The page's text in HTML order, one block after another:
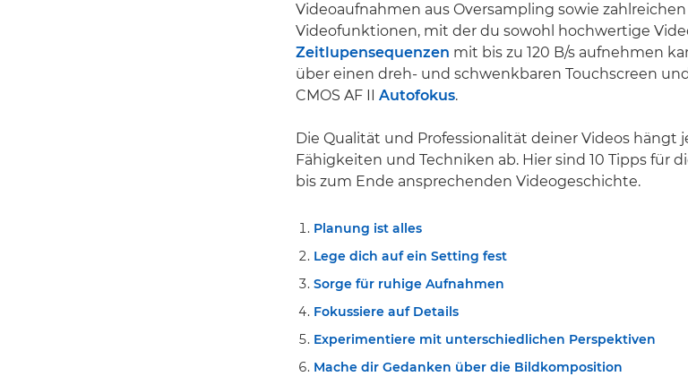
Videoaufnahmen aus Oversampling sowie
Videofunktionen, mit der du sowohl hochwertige
Zeitlupensequenzen mit bis zu 120 B/s aufnehmen
über einen dreh- und schwenkbaren Touchscreen
CMOS AF II Autofokus.
Die Qualität und Professionalität deiner Videos hängt
Fähigkeiten und Techniken ab. Hier sind 10 Tipps für
bis zum Ende ansprechenden Videogeschichte.
Planung ist alles
Lege dich auf ein Setting fest
Sorge für ruhige Aufnahmen
Fokussiere auf Details
Experimentiere mit unterschiedlichen Perspektiven
Mache dir Gedanken über die Bildkomposition